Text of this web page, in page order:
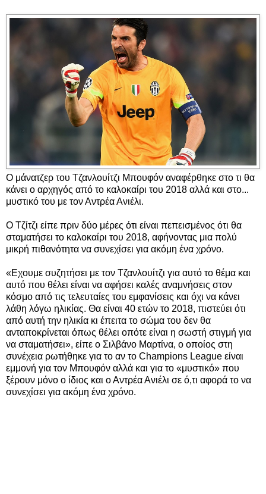
Ο μάνατζερ του Τζανλουίτζι Μπουφόν αναφέρθηκε στο τι θα
κάνει ο αρχηγός από το καλοκαίρι του 2018 αλλά και στο...
μυστικό του με τον Αντρέα Ανιέλι.
Ο Τζίτζι είπε πριν δύο μέρες ότι είναι πεπεισμένος ότι θα
σταματήσει το καλοκαίρι του 2018, αφήνοντας μια πολύ
μικρή πιθανότητα να συνεχίσει για ακόμη ένα χρόνο.
«Εχουμε συζητήσει με τον Τζανλουίτζι για αυτό το θέμα και
αυτό που θέλει είναι να αφήσει καλές αναμνήσεις στον
κόσμο από τις τελευταίες του εμφανίσεις και όχι να κάνει
λάθη λόγω ηλικίας. Θα είναι 40 ετών το 2018, πιστεύει ότι
από αυτή την ηλικία κι έπειτα το σώμα του δεν θα
ανταποκρίνεται όπως θέλει οπότε είναι η σωστή στιγμή για
να σταματήσει», είπε ο Σιλβάνο Μαρτίνα, ο οποίος στη
συνέχεια ρωτήθηκε για το αν το Champions League είναι
εμμονή για τον Μπουφόν αλλά και για το «μυστικό» που
ξέρουν μόνο ο ίδιος και ο Αντρέα Ανιέλι σε ό,τι αφορά το να
συνεχίσει για ακόμη ένα χρόνο.